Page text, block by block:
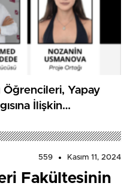
Yapay
İlişkin
559 Kasım 11, 2024
Fakültesinin